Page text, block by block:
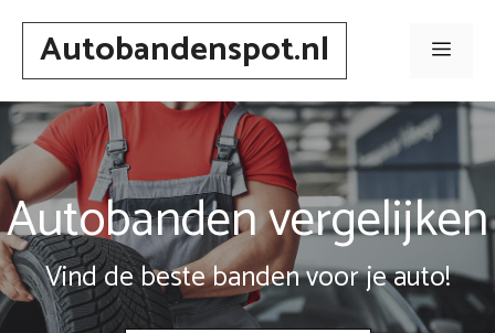
Spring
inhoudAutobandenspot.nl Menu
Autobanden vergelijken
Vind de beste banden voor je auto!